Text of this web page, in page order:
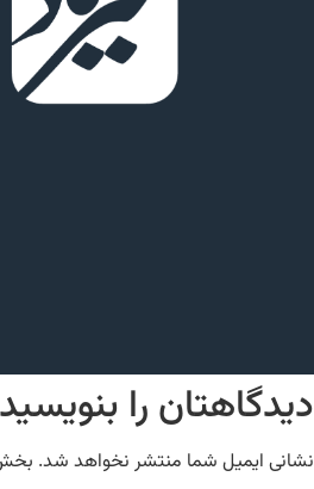
دیدگاهتان را بنویسید
نشانی ایمیل شما منتشر نخواهد شد.